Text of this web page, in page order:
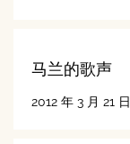
马兰的歌声
2012 年 3 月 21 日